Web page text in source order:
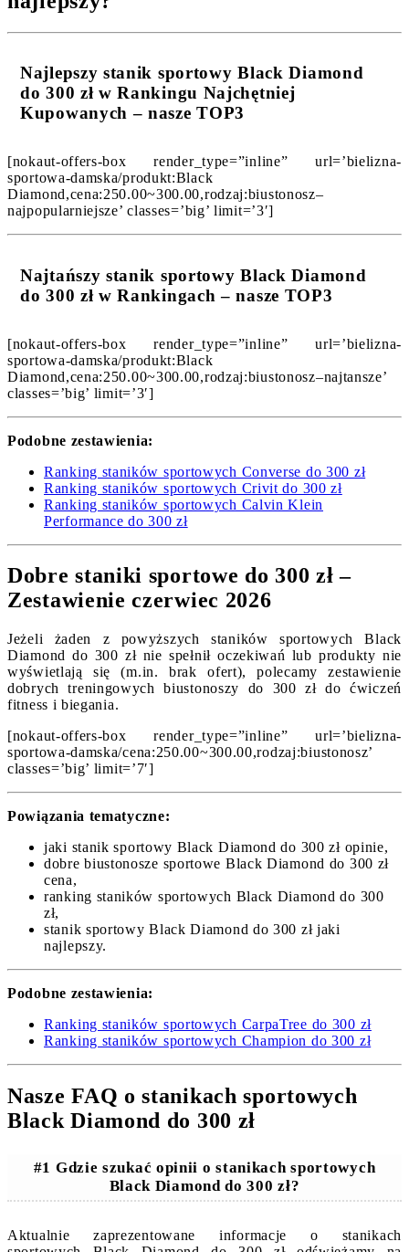
Najlepszy stanik sportowy Black Diamond
do 300 zł w Rankingu Najchętniej
Kupowanych – nasze TOP3
[nokaut-offers-box render_type=”inline” url=’bielizna-
sportowa-damska/produkt:Black
Diamond,cena:250.00~300.00,rodzaj:biustonosz–
najpopularniejsze’ classes=’big’ limit=’3′]
Najtańszy stanik sportowy Black Diamond
do 300 zł w Rankingach – nasze TOP3
[nokaut-offers-box render_type=”inline” url=’bielizna-
sportowa-damska/produkt:Black
Diamond,cena:250.00~300.00,rodzaj:biustonosz–najtansze’
classes=’big’ limit=’3′]
Podobne zestawienia:
Ranking staników sportowych Converse do 300 zł
Ranking staników sportowych Crivit do 300 zł
Ranking staników sportowych Calvin Klein
Performance do 300 zł
Dobre staniki sportowe do 300 zł –
Zestawienie czerwiec 2026
Jeżeli żaden z powyższych staników sportowych Black
Diamond do 300 zł nie spełnił oczekiwań lub produkty nie
wyświetlają się (m.in. brak ofert), polecamy zestawienie
dobrych treningowych biustonoszy do 300 zł do ćwiczeń
fitness i biegania.
[nokaut-offers-box render_type=”inline” url=’bielizna-
sportowa-damska/cena:250.00~300.00,rodzaj:biustonosz’
classes=’big’ limit=’7′]
Powiązania tematyczne:
jaki stanik sportowy Black Diamond do 300 zł opinie,
dobre biustonosze sportowe Black Diamond do 300 zł
cena,
ranking staników sportowych Black Diamond do 300
zł,
stanik sportowy Black Diamond do 300 zł jaki
najlepszy.
Podobne zestawienia:
Ranking staników sportowych CarpaTree do 300 zł
Ranking staników sportowych Champion do 300 zł
Nasze FAQ o stanikach sportowych
Black Diamond do 300 zł
#1 Gdzie szukać opinii o stanikach sportowych
Black Diamond do 300 zł?
Aktualnie zaprezentowane informacje o stanikach